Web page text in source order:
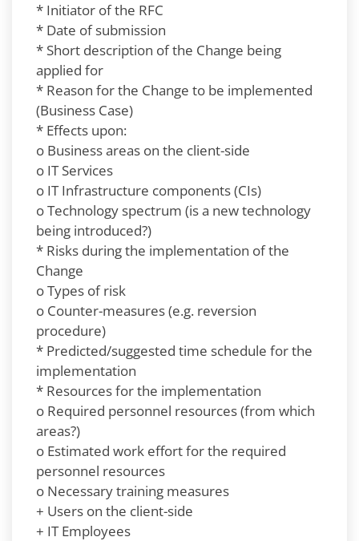
* Initiator of the RFC
* Date of submission
* Short description of the Change being
applied for
* Reason for the Change to be implemented
(Business Case)
* Effects upon:
o Business areas on the client-side
o IT Services
o IT Infrastructure components (CIs)
o Technology spectrum (is a new technology
being introduced?)
* Risks during the implementation of the
Change
o Types of risk
o Counter-measures (e.g. reversion
procedure)
* Predicted/suggested time schedule for the
implementation
* Resources for the implementation
o Required personnel resources (from which
areas?)
o Estimated work effort for the required
personnel resources
o Necessary training measures
+ Users on the client-side
+ IT Employees